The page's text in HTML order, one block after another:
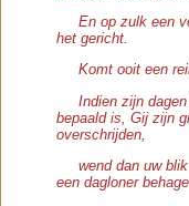
En op zulk een
het gericht.
Komt ooit een
Indien zijn
bepaald is, Gij zijn
overschrijden,
wend dan uw
een dagloner